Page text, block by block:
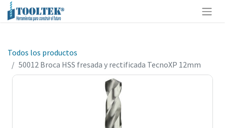
Todos los productos
50012 Broca HSS fresada y rectificada TecnoXP 12mm